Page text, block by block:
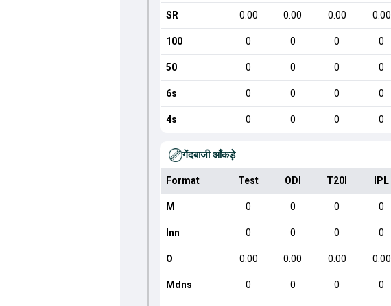
SR 0.00 0.00 0.00 0.00
100 0 0 0 0
50 0 0 0 0
6s 0 0 0 0
4s 0 0 0 0
गेंदबाजी आँकड़े
Format Test ODI T20I IPL
M 0 0 0 0
Inn 0 0 0 0
O 0.00 0.00 0.00 0.00
Mdns 0 0 0 0